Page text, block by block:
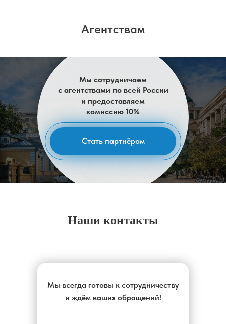
Агентствам
Стать партнёром
Мы сотрудничаем
с агентствами по всей России
и предоставляем
комиссию 10%
Наши контакты
Мы всегда готовы к сотрудничеству
и ждём ваших обращений!